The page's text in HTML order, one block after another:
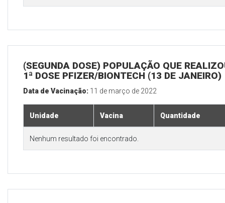
(SEGUNDA DOSE) POPULAÇÃO QUE
1ª DOSE PFIZER/BIONTECH (13 DE JANEIRO)
Data de Vacinação: 11 de março de 2022
Unidade Vacina Quantidade
Nenhum resultado foi encontrado.